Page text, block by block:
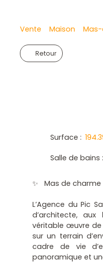
Vente Maison
Retour
Surface :
Salle de bains :
✨ Mas de charme
L’Agence du Pic
d’architecte,
véritable œuvre de
sur un terrain
cadre de vie
panoramique et